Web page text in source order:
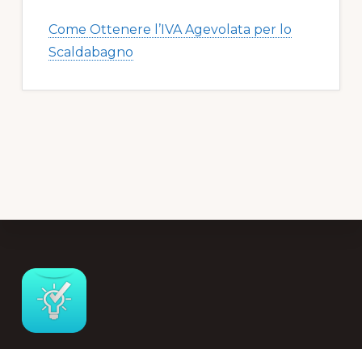
Come Ottenere l’IVA Agevolata per lo
Scaldabagno